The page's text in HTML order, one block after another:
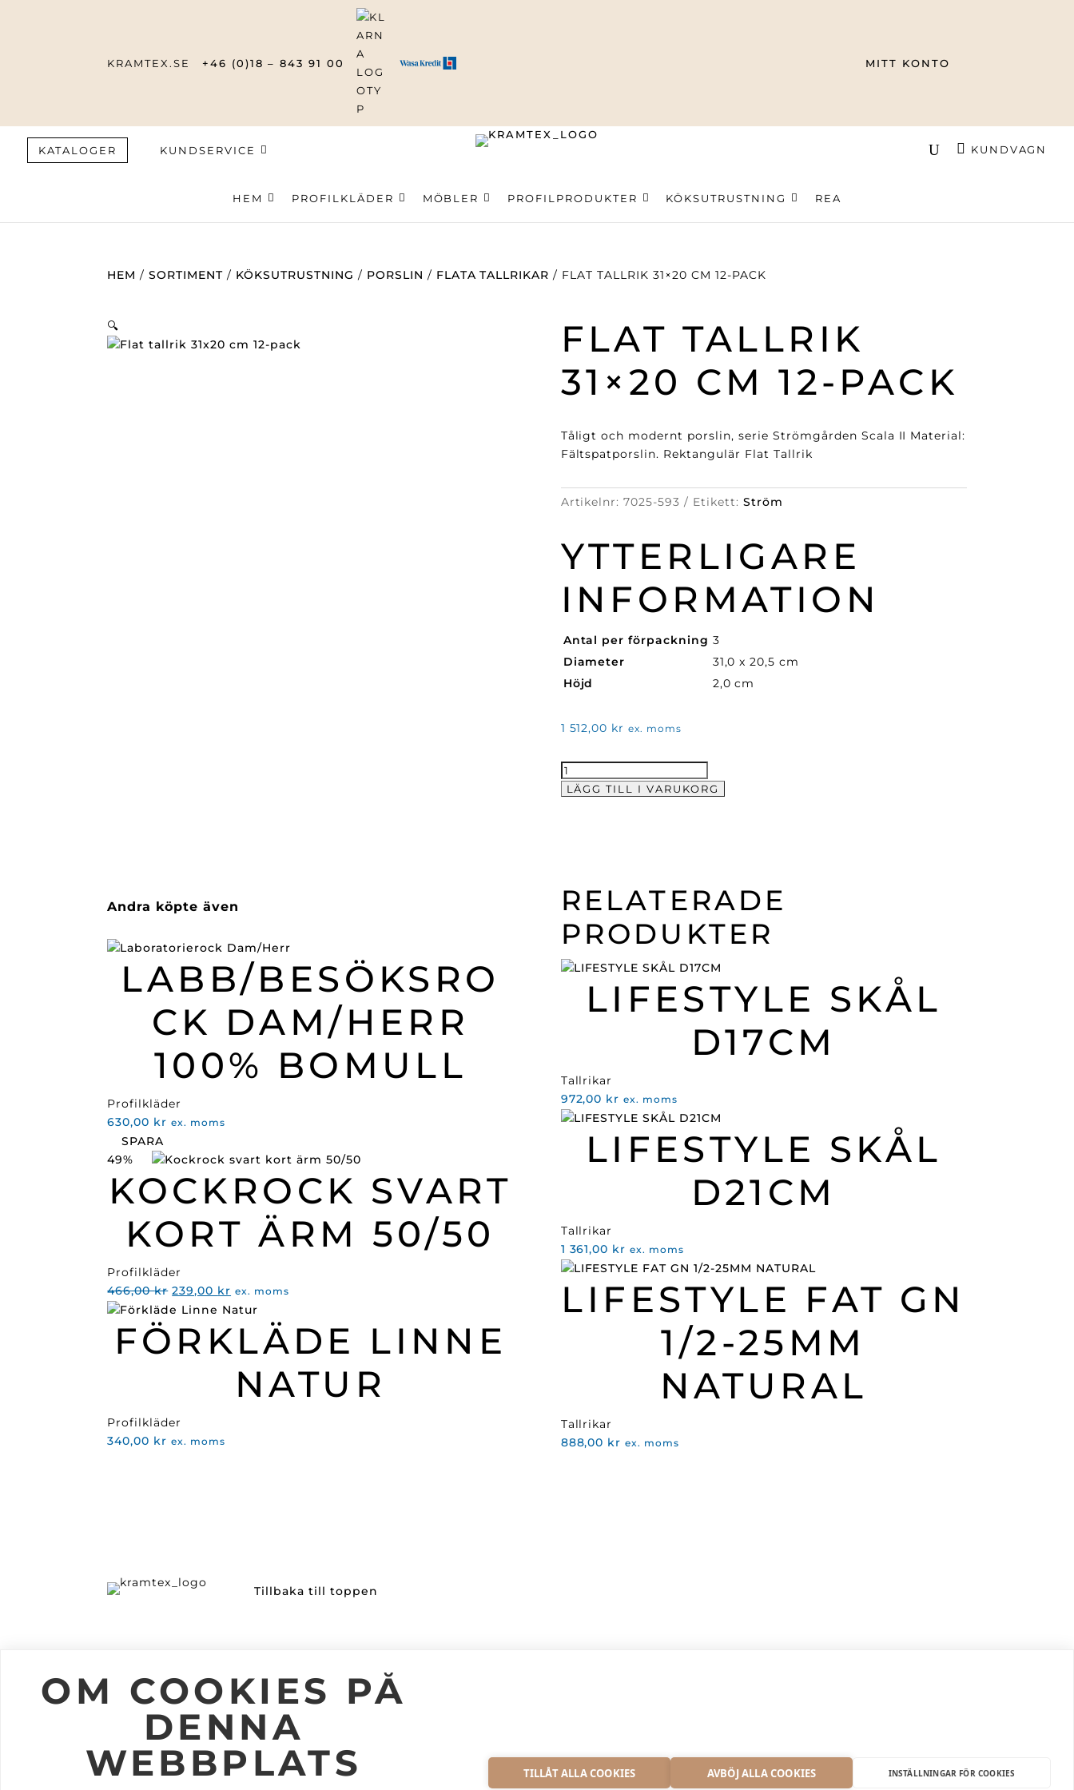
OM COOKIES PÅ
DENNA
WEBBPLATS
TILLÅT ALLA COOKIES AVBÖJ ALLA COOKIES INSTÄLLNINGAR FÖR COOKIES
KRAMTEX.SE +46 (0)18 – 843 91 00 MITT KONTO
KATALOGER KUNDSERVICE KUNDVAGN
HEM PROFILKLÄDER MÖBLER PROFILPRODUKTER KÖKSUTRUSTNING REA
Produktsökning
HEM /SORTIMENT / KÖKSUTRUSTNING / PORSLIN / FLATA TALLRIKAR / FLAT TALLRIK 31×20 CM 12-PACK
🔍
FLAT TALLRIK
31×20 CM 12-PACK
Tåligt och modernt porslin, serie Strömgården Scala II Material:
Fältspatporslin. Rektangulär Flat Tallrik
Artikelnr:7025-593 Etikett: Ström
YTTERLIGARE
INFORMATION
Antal per förpackning 3
Diameter
31,0 x 20,5 cm
Höjd
2,0 cm
1 512,00 kr ex. moms
Flat
tallrik
LÄGG TILL I VARUKORG
Andra köpte även
LABB/BESÖKSRO
CK DAM/HERR
100% BOMULL
Profilkläder
630,00 kr ex. moms
SPARA
49%
KOCKROCK SVART
KORT ÄRM 50/50
Profilkläder
466,00kr Det
ursprungliga
priset
var:
239,00 kr Det
nuvarande
priset
ex. moms
FÖRKLÄDE LINNE
NATUR
Profilkläder
340,00 kr ex. moms
RELATERADE
PRODUKTER
LIFESTYLE SKÅL
D17CM
Tallrikar
972,00 kr ex. moms
LIFESTYLE SKÅL
D21CM
Tallrikar
1 361,00 kr ex. moms
LIFESTYLE FAT GN
1/2-25MM
NATURAL
Tallrikar
888,00 kr ex. moms
Tillbaka till toppen
Om Kramtex
Jobba på Kramtex
Kataloger
Mitt Konto
Facebook